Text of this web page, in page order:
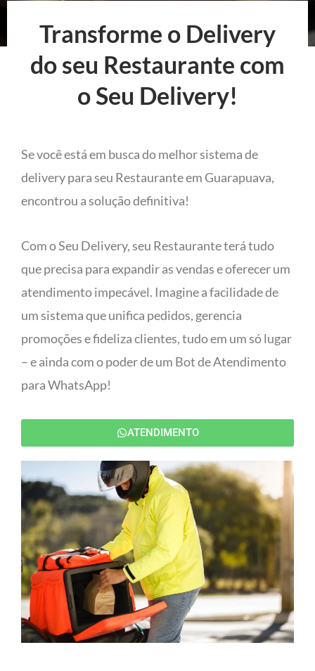
Transforme o Delivery
do seu Restaurante com
o Seu Delivery!
Se você está em busca do melhor sistema de
delivery para seu Restaurante em Guarapuava,
encontrou a solução definitiva!
Com o Seu Delivery, seu Restaurante terá tudo
que precisa para expandir as vendas e oferecer um
atendimento impecável. Imagine a facilidade de
um sistema que unifica pedidos, gerencia
promoções e fideliza clientes, tudo em um só lugar
– e ainda com o poder de um Bot de Atendimento
para WhatsApp!
ATENDIMENTO